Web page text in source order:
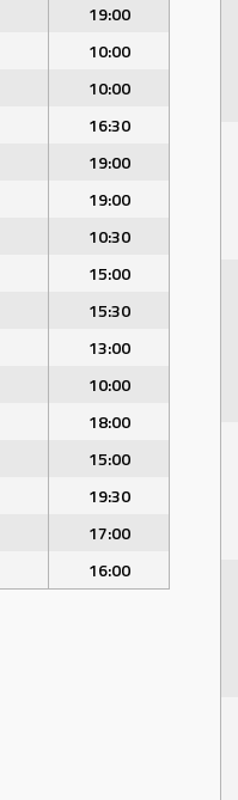
19:00
10:00
10:00
16:30
19:00
19:00
10:30
15:00
15:30
13:00
10:00
18:00
15:00
19:30
17:00
16:00